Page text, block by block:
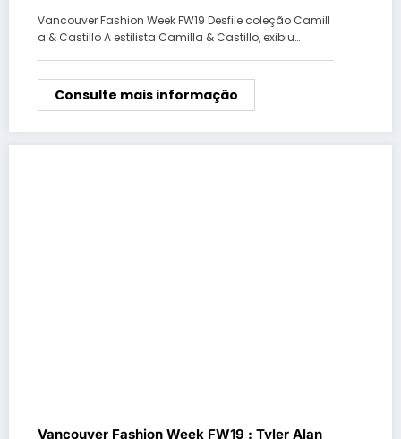
Vancouver Fashion Week FW19 Desfile coleção Camill
a & Castillo A estilista Camilla & Castillo, exibiu…
Consulte mais informação
Vancouver Fashion Week FW19 : Tyler Alan